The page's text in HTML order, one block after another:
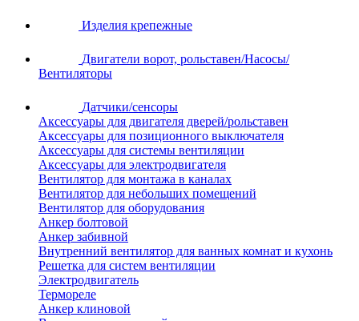
Изделия крепежные
Двигатели ворот, рольставен/Насосы/
Вентиляторы
Датчики/сенсоры
Аксессуары для двигателя дверей/рольставен
Аксессуары для позиционного выключателя
Аксессуары для системы вентиляции
Аксессуары для электродвигателя
Вентилятор для монтажа в каналах
Вентилятор для небольших помещений
Вентилятор для оборудования
Анкер болтовой
Анкер забивной
Внутренний вентилятор для ванных комнат и кухонь
Решетка для систем вентиляции
Электродвигатель
Термореле
Анкер клиновой